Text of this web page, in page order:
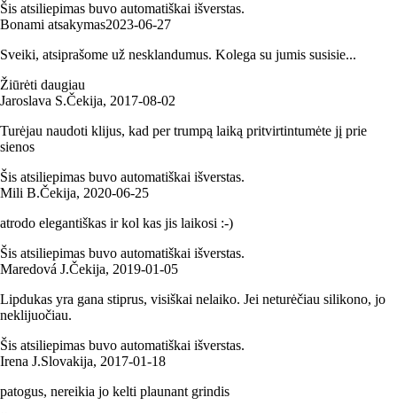
Šis atsiliepimas buvo automatiškai išverstas.
Bonami atsakymas2023‑06‑27
Sveiki, atsiprašome už nesklandumus. Kolega su jumis susisie...
Žiūrėti daugiau
Jaroslava S.Čekija, 2017‑08‑02
Turėjau naudoti klijus, kad per trumpą laiką pritvirtintumėte jį prie
sienos
Šis atsiliepimas buvo automatiškai išverstas.
Mili B.Čekija, 2020‑06‑25
atrodo elegantiškas ir kol kas jis laikosi :-)
Šis atsiliepimas buvo automatiškai išverstas.
Maredová J.Čekija, 2019‑01‑05
Lipdukas yra gana stiprus, visiškai nelaiko. Jei neturėčiau silikono, jo
neklijuočiau.
Šis atsiliepimas buvo automatiškai išverstas.
Irena J.Slovakija, 2017‑01‑18
patogus, nereikia jo kelti plaunant grindis